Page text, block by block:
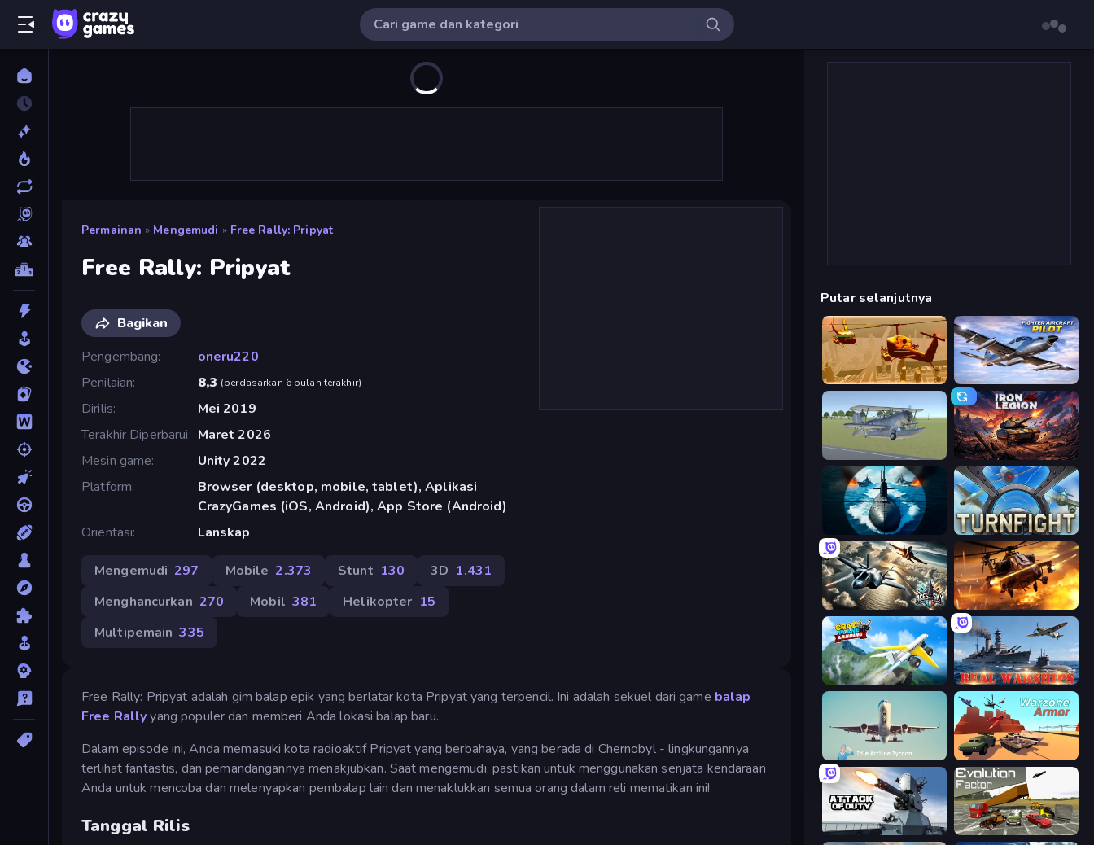
Permainan » Mengemudi » Free Rally: Pripyat
Free Rally: Pripyat
Bagikan
Pengembang
oneru220
Penilaian
8,3 (berdasarkan 6 bulan terakhir)
Dirilis
Mei 2019
Terakhir Diperbarui
Maret 2026
Mesin game
Unity 2022
Platform
Browser (desktop, mobile, tablet), Aplikasi
CrazyGames (iOS, Android), App Store (Android)
Orientasi
Lanskap
Mengemudi 297 Mobile 2.373 Stunt 130 3D 1.431
Menghancurkan 270 Mobil 381 Helikopter 15
Multipemain 335
Free Rally: Pripyat adalah gim balap epik yang berlatar kota Pripyat yang terpencil. Ini adalah sekuel dari game balap
Free Rallyyang populer dan memberi Anda lokasi balap baru.
Dalam episode ini, Anda memasuki kota radioaktif Pripyat yang berbahaya, yang berada di Chernobyl - lingkungannya
terlihat fantastis, dan pemandangannya menakjubkan. Saat mengemudi, pastikan untuk menggunakan senjata kendaraan
Anda untuk mencoba dan melenyapkan pembalap lain dan menaklukkan semua orang dalam reli mematikan ini!
Tanggal Rilis
Putar selanjutnya
Seek and Destroy Fighter Aircraft Pilot
3D Flight Simulator Iron Legion
Ships Battlefield 3D Turnfight
Aces of the Sky: Epic Dogfights Heli Military Base
Crazy Plane Landing Real Warships
Idle Airline Tycoon Warzone Armor
Attack of Duty Evolution Factor